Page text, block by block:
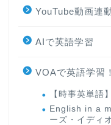
YouTube動画連
AIで英語学習
VOAで英語学習！
【時事英単語
English in a
ーズ・イディ